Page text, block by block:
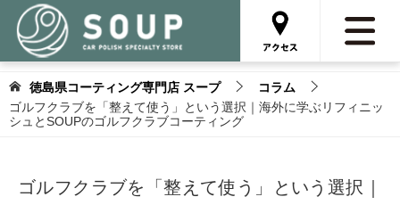
徳島県コーティング専門店 スープ
コラム
ゴルフクラブを「整えて使う」という選択｜海外に学ぶリフィニッ
シュとSOUPのゴルフクラブコーティング
ゴルフクラブを「整えて使う」という選択｜